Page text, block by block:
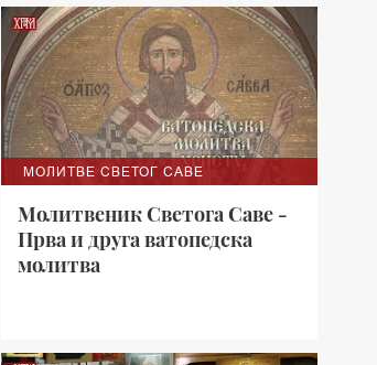
МОЛИТВЕ СВЕТОГ САВЕ
Молитвеник Светога Саве -
Прва и друга ватопедска
молитва